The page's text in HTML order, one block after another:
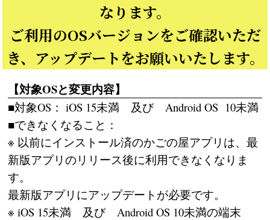
なります。
ご利用のOSバージョンをご確認いただ
き、アップデートをお願いいたします。
【対象OSと変更内容】
■対象OS： iOS 15未満 及び Android OS 10未満
■できなくなること：
※ 以前にインストール済のかごの屋アプリは、最
新版アプリのリリース後に利用できなくなりま
す。
最新版アプリにアップデートが必要です。
※ iOS 15未満 及び Android OS 10未満の端末